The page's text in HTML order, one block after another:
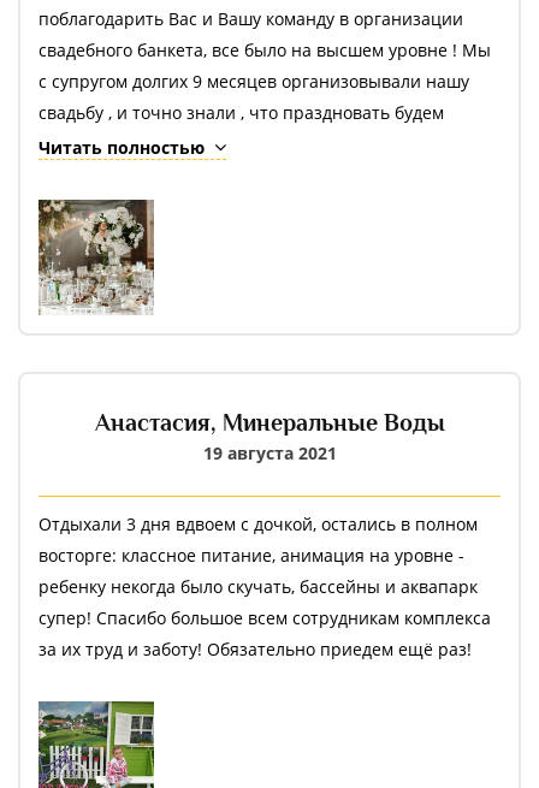
поблагодарить Вас и Вашу команду в организации
свадебного банкета, все было на высшем уровне ! Мы
с супругом долгих 9 месяцев организовывали нашу
свадьбу , и точно знали , что праздновать будем
ИМЕННО у вас , главным требованием было большой
голодными , гостей у нас было много , и все остались
сытыми и даже очень, шеф- повар Анна
Владимировна профессионал с большой буквы , такое
мясо я никогда не пробовала, продукты качественные
Зал шикарный , огромные потолки , красивый
интерьер , пол не скользил, для меня это было очень
Фотосессия проходила на территории гостиничного
комплекса , невероятный закат , природные локации
это лучшее решение для свадьбы . Фото будут хранить
память о самом важном дне в нашей жизни .
И миллиона слов не хватит , что бы выразить все
мы с супругом посадили березку на аллеи любви , и
будем навещать ее в летний сезон.
Всем советую, проводить СВОЮ ИДЕАЛЬНУЮ
Читать полностью
Анастасия, Минеральные Воды
19 августа 2021
Отдыхали 3 дня вдвоем с дочкой, остались в полном
восторге: классное питание, анимация на уровне -
ребенку некогда было скучать, бассейны и аквапарк
супер! Спасибо большое всем сотрудникам комплекса
за их труд и заботу! Обязательно приедем ещё раз!